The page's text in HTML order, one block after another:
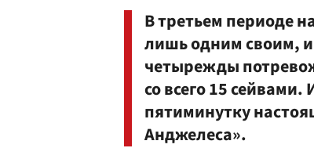
В третьем периоде
лишь одним своим, и
четырежды
со всего 15
пятиминутку
Анджелеса».